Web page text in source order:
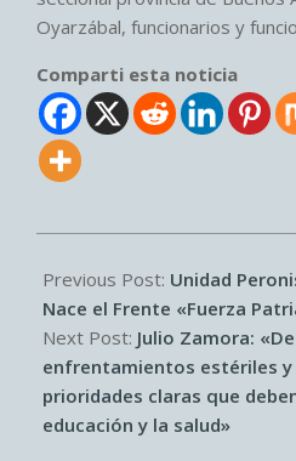
Oyarzábal, funcionarios y
Comparti esta noticia
07-
11
Previous Post: Unidad
Nace el Frente «Fuerza
Next Post: Julio Zamora:
enfrentamientos estériles
prioridades claras que
educación y la salud»